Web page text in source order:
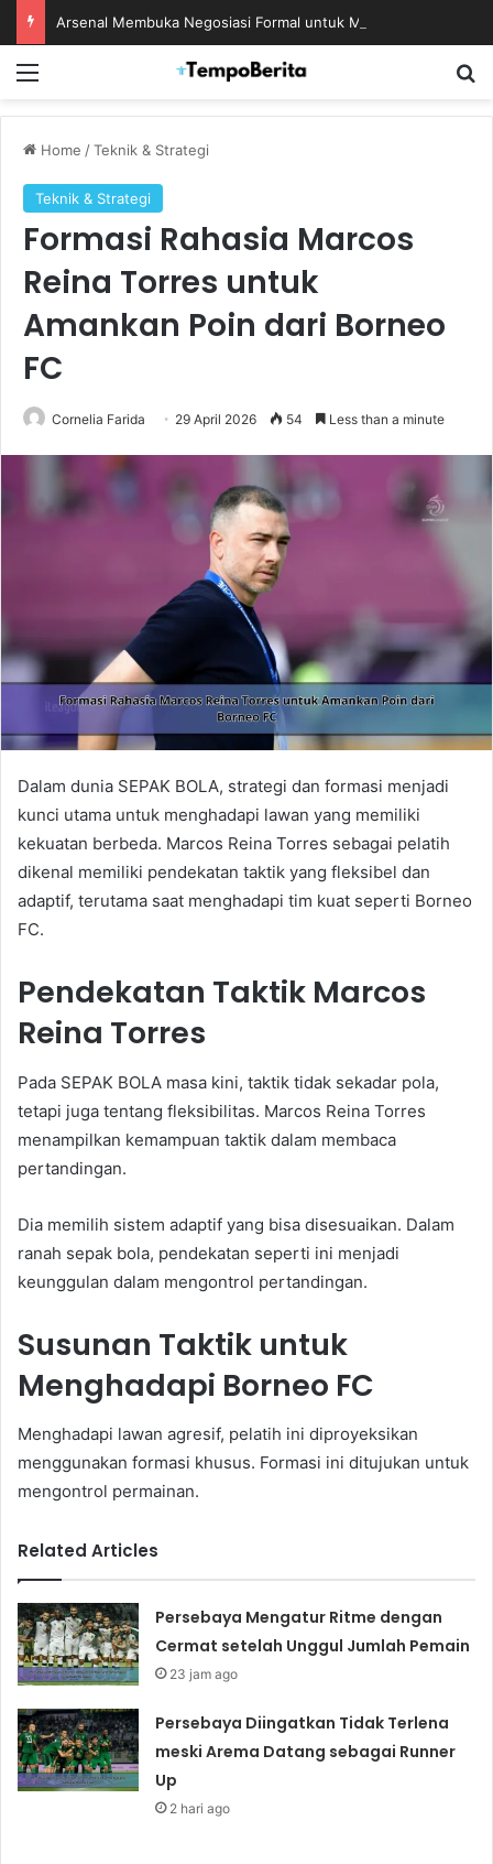
Home /Teknik & Strategi
Teknik & Strategi
Formasi Rahasia Marcos
Reina Torres untuk
Amankan Poin dari Borneo
FC
Cornelia Farida 29 April 2026 54 Less than a minute
Dalam dunia SEPAK BOLA, strategi dan formasi menjadi
kunci utama untuk menghadapi lawan yang memiliki
kekuatan berbeda. Marcos Reina Torres sebagai pelatih
dikenal memiliki pendekatan taktik yang fleksibel dan
adaptif, terutama saat menghadapi tim kuat seperti Borneo
FC.
Pendekatan Taktik Marcos
Reina Torres
Pada SEPAK BOLA masa kini, taktik tidak sekadar pola,
tetapi juga tentang fleksibilitas. Marcos Reina Torres
menampilkan kemampuan taktik dalam membaca
pertandingan.
Dia memilih sistem adaptif yang bisa disesuaikan. Dalam
ranah sepak bola, pendekatan seperti ini menjadi
keunggulan dalam mengontrol pertandingan.
Susunan Taktik untuk
Menghadapi Borneo FC
Menghadapi lawan agresif, pelatih ini diproyeksikan
menggunakan formasi khusus. Formasi ini ditujukan untuk
mengontrol permainan.
Related Articles
Persebaya Mengatur Ritme dengan
Cermat setelah Unggul Jumlah Pemain
23 jam ago
Persebaya Diingatkan Tidak Terlena
meski Arema Datang sebagai Runner
Up
2 hari ago